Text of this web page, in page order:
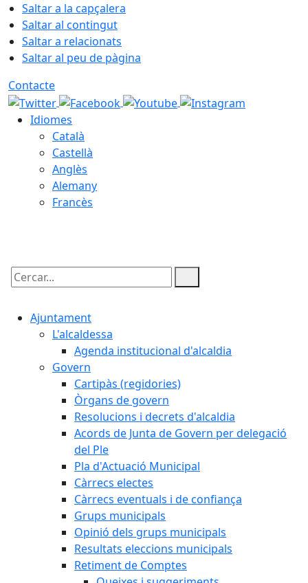
Saltar a la capçalera
Saltar al contingut
Saltar a relacionats
Saltar al peu de pàgina
Contacte
Idiomes
Català
Castellà
Anglès
Alemany
Francès
Cercar:
Ajuntament
L'alcaldessa
Agenda institucional d'alcaldia
Govern
Cartipàs (regidories)
Òrgans de govern
Resolucions i decrets d'alcaldia
Acords de Junta de Govern per delegació
del Ple
Pla d'Actuació Municipal
Càrrecs electes
Càrrecs eventuals i de confiança
Grups municipals
Opinió dels grups municipals
Resultats eleccions municipals
Retiment de Comptes